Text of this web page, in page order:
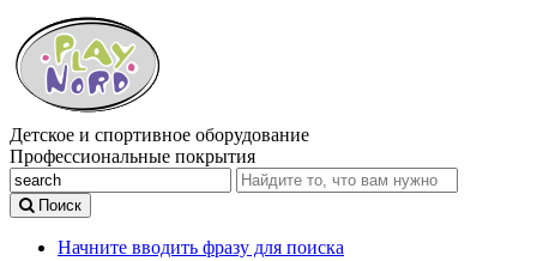
Детское и спортивное оборудование
Профессиональные покрытия
Поиск
Начните вводить фразу для поиска